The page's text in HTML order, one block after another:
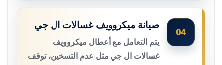
04
صيانة ميكروويف غسالات ال جي
يتم التعامل مع أعطال ميكروويف
غسالات ال جي مثل عدم التسخين، توقف